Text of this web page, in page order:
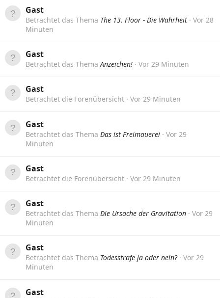
Gast
Betrachtet das Thema The 13. Floor - Die Wahrheit
Vor 28
Minuten
Gast
Betrachtet das ThemaAnzeichen! Vor 29 Minuten
Gast
Betrachtet die Forenübersicht Vor 29 Minuten
Gast
Betrachtet das Thema Das ist Freimauerei
Vor 29
Minuten
Gast
Betrachtet die Forenübersicht Vor 29 Minuten
Gast
Betrachtet das Thema Die Ursache der Gravitation
Vor 29
Minuten
Gast
Betrachtet das Thema Todesstrafe ja oder nein?
Vor 29
Minuten
Gast